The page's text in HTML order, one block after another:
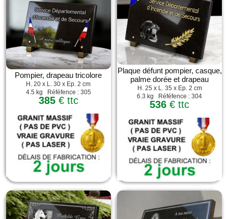
Pompier, drapeau tricolore
H. 20 x L. 30 x Ep. 2 cm
4.5 kg Réféfence : 305
385€ ttc
Plaque défunt pompier, casque,
palme dorée et drapeau
H. 25 x L. 35 x Ep. 2 cm
6.3 kg Réféfence : 304
536 € ttc